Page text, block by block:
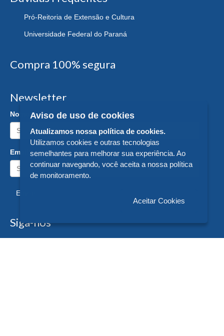
Pró-Reitoria de Extensão e Cultura
Universidade Federal do Paraná
Compra 100% segura
Newsletter
Nome:
Email:
Enviar
Siga-nos
Aviso de uso de cookies
Atualizamos nossa política de cookies.
Utilizamos cookies e outras tecnologias
semelhantes para melhorar sua experiência. Ao
continuar navegando, você aceita a nossa política
de monitoramento.
Aceitar Cookies